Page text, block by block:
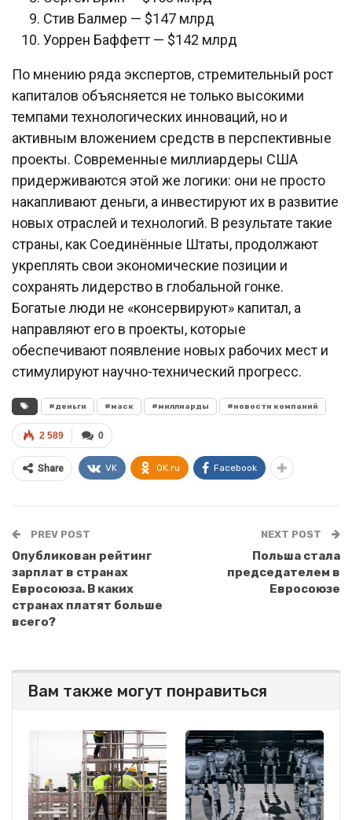
Стив Балмер — $147 млрд
Уоррен Баффетт — $142 млрд
По мнению ряда экспертов, стремительный рост
капиталов объясняется не только высокими
темпами технологических инноваций, но и
активным вложением средств в перспективные
проекты. Современные миллиардеры США
придерживаются этой же логики: они не просто
накапливают деньги, а инвестируют их в развитие
новых отраслей и технологий. В результате такие
страны, как Соединённые Штаты, продолжают
укреплять свои экономические позиции и
сохранять лидерство в глобальной гонке.
Богатые люди не «консервируют» капитал, а
направляют его в проекты, которые
обеспечивают появление новых рабочих мест и
стимулируют научно-технический прогресс.
#деньги #маск #миллиарды #новости компаний
0
2 589
Share VK OK.ru Facebook
PREV POST
Опубликован рейтинг
зарплат в странах
Евросоюза. В каких
странах платят больше
всего?
NEXT POST
Польша стала
председателем в
Евросоюзе
Вам также могут понравиться